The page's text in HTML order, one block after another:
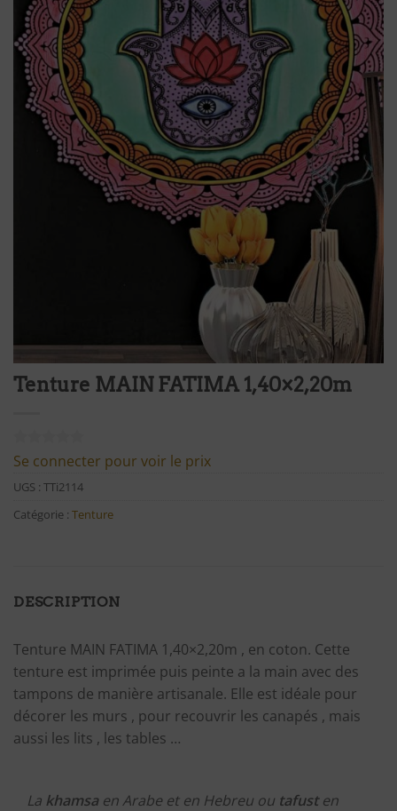
Tenture MAIN FATIMA 1,40×2,20m
Noté5sur
1
notation
Se connecter pour voir le prix
UGS : TTi2114
Catégorie : Tenture
DESCRIPTION
Tenture MAIN FATIMA 1,40×2,20m , en coton. Cette
tenture est imprimée puis peinte a la main avec des
tampons de manière artisanale. Elle est idéale pour
décorer les murs , pour recouvrir les canapés , mais
aussi les lits , les tables …
La khamsa en Arabe et en Hebreu ou tafusten